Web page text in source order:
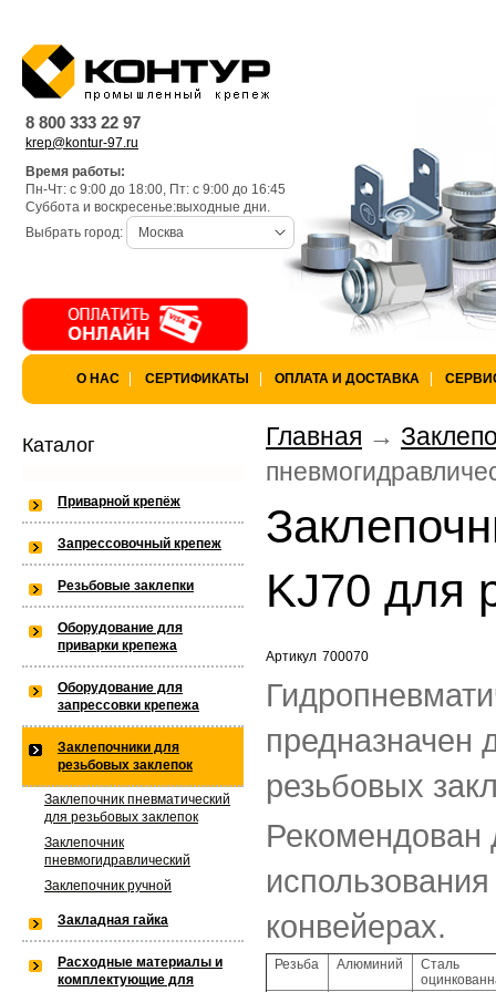
8 800 333 22 97
krep@kontur-97.ru
Время работы:
Пн-Чт: с 9:00 до 18:00, Пт: с 9:00 до 16:45
Суббота и воскресенье:выходные дни.
Выбрать город:
Москва
О НАС СЕРТИФИКАТЫ ОПЛАТА И ДОСТАВКА
Главная
KJ70 для
Артикул 700070
предназначен
резьбовых
Рекомендован
конвейерах.
Резьба Алюминий
Сталь
Каталог
Приварной крепёж
Запрессовочный крепеж
Резьбовые заклепки
Оборудование для
приварки крепежа
Оборудование для
запрессовки крепежа
Заклепочники для
резьбовых заклепок
Заклепочник пневматический
для резьбовых заклепок
Заклепочник
пневмогидравлический
Заклепочник ручной
Закладная гайка
Расходные материалы и
комплектующие для
Warning: is_dir(): open_basedir
k97/lang) is not within the
/var/www/privarka-k97/data/
k97.ru/bitrix/modules/main/lib/
Warning: is_dir(): open_basedir
not within the allowed path(s): (/
/var/www/privarka-k97/data/
k97.ru/bitrix/modules/main/lib/
Warning: is_dir(): open_basedir
within the allowed path(s): (/var/
/var/www/privarka-k97/data/
k97.ru/bitrix/modules/main/lib/
Warning: is_dir(): open_basedir
the allowed path(s): (/var/www/
k97/data/www/old.privarka-
k97.ru/bitrix/modules/main/lib/
Warning: is_dir(): open_basedir